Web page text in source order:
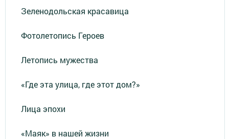
Зеленодольская красавица
Фотолетопись Героев
Летопись мужества
«Где эта улица, где этот дом?»
Лица эпохи
«Маяк» в нашей жизни